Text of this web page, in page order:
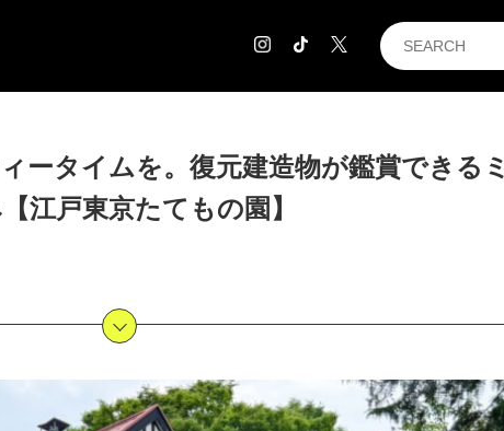
COLUMN コラム記事
EXHIBITION
NEWS お知らせ
CONTACT お問合せ
ータイムを。復元建造物が鑑賞できるミ
江戸東京たてもの園】